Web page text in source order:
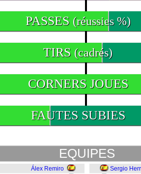
PASSES (réussies %)
TIRS (cadrés)
CORNERS JOUES
FAUTES SUBIES
EQUIPES
Álex Remiro
Sergio